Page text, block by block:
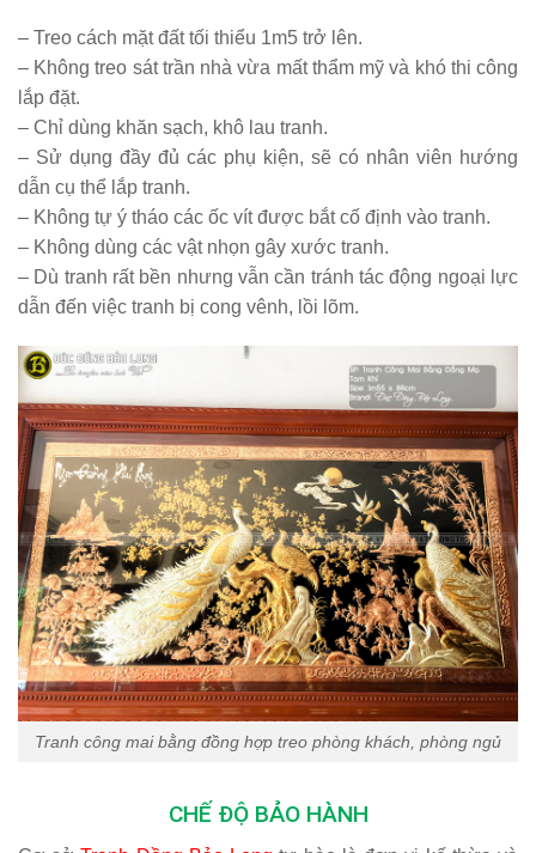
– Treo cách mặt đất tối thiểu 1m5 trở lên.
– Không treo sát trần nhà vừa mất thẩm mỹ và khó thi công
lắp đặt.
– Chỉ dùng khăn sạch, khô lau tranh.
– Sử dụng đầy đủ các phụ kiện, sẽ có nhân viên hướng
dẫn cụ thể lắp tranh.
– Không tự ý tháo các ốc vít được bắt cố định vào tranh.
– Không dùng các vật nhọn gây xước tranh.
– Dù tranh rất bền nhưng vẫn cần tránh tác động ngoại lực
dẫn đến việc tranh bị cong vênh, lồi lõm.
Tranh công mai bằng đồng hợp treo phòng khách, phòng ngủ
CHẾ ĐỘ BẢO HÀNH